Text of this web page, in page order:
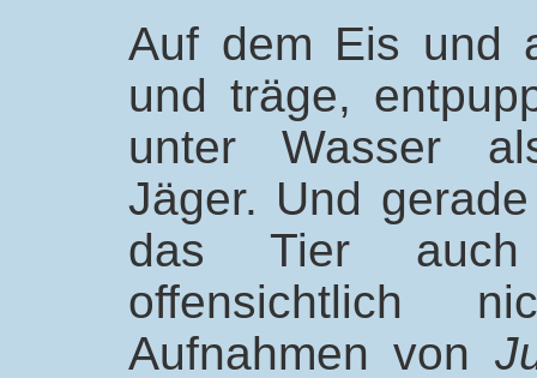
Auf dem Eis und
und träge,
unter Wasser
Jäger. Und
das Tier auch
offensichtlich
Aufnahmen von